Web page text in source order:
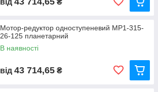
Мотор-редуктор одноступеневий МР1-315-
26-125 планетарний
В наявності
від 43 714,65 ₴